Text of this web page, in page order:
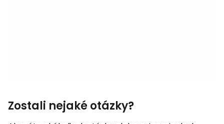
Zostali nejaké otázky?